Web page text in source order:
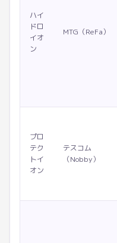
ハイ
ドロ
イオ
ン
MTG（ReFa）
プロ
テク
トイ
オン
テスコム
（Nobby）